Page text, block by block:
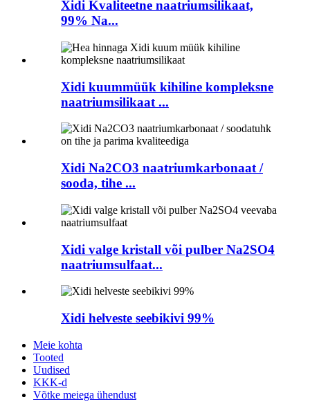
Xidi Kvaliteetne naatriumsilikaat,
99% Na...
Xidi kuummüük kihiline kompleksne
naatriumsilikaat ...
Xidi Na2CO3 naatriumkarbonaat /
sooda, tihe ...
Xidi valge kristall või pulber Na2SO4
naatriumsulfaat...
Xidi helveste seebikivi 99%
Meie kohta
Tooted
Uudised
KKK-d
Võtke meiega ühendust